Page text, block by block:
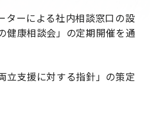
ターによる社内相談窓口の設
健康相談会」の定期開催を通
立支援に対する指針」の策定